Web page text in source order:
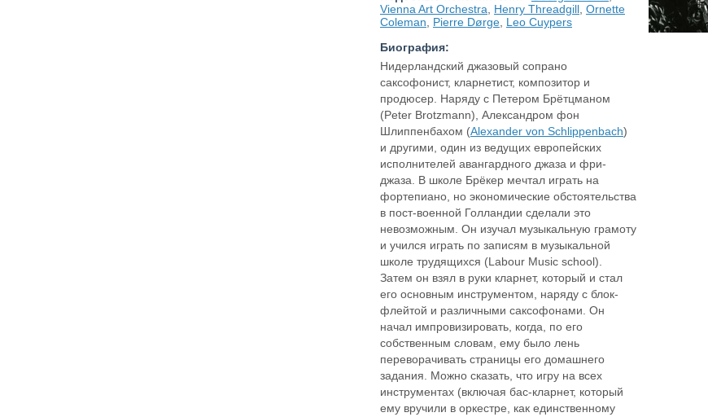
Vienna Art Orchestra
Henry Threadgill Ornette
Coleman
Pierre Dørge Leo Cuypers
Биография:
Нидерландский джазовый сопрано
саксофонист, кларнетист, композитор и
продюсер. Наряду с Петером Брётцманом
(Peter Brоtzmann), Александром фон
Шлиппенбахом (Alexander von Schlippenbach)
и другими, один из ведущих европейских
исполнителей авангардного джаза и фри-
джаза. В школе Брёкер мечтал играть на
фортепиано, но экономические обстоятельства
в пост-военной Голландии сделали это
невозможным. Он изучал музыкальную грамоту
и учился играть по записям в музыкальной
школе трудящихся (Labour Music school).
Затем он взял в руки кларнет, который и стал
его основным инструментом, наряду с блок-
флейтой и различными саксофонами. Он
начал импровизировать, когда, по его
собственным словам, ему было лень
переворачивать страницы его домашнего
задания. Можно сказать, что игру на всех
инструментах (включая бас-кларнет, который
ему вручили в оркестре, как единственному